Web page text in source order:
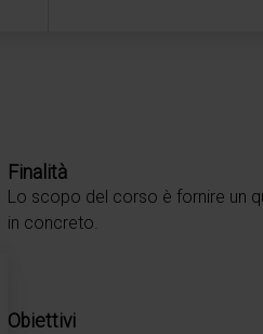
Finalità
Lo scopo del corso è fornire un
in concreto.
Obiettivi